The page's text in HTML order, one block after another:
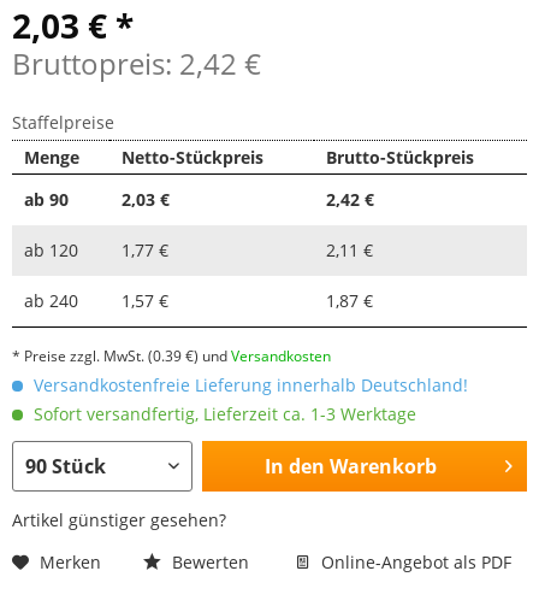
2,03 € *
Bruttopreis: 2,42 €
Staffelpreise
Menge
Netto-Stückpreis
Brutto-Stückpreis
ab 90 2,03 € 2,42 €
ab 120 1,77 € 2,11 €
ab 240 1,57 € 1,87 €
* Preise zzgl. MwSt.(0.39 €) undVersandkosten
Versandkostenfreie Lieferung innerhalb Deutschland!
Sofort versandfertig, Lieferzeit ca. 1-3 Werktage
In den Warenkorb
Artikel günstiger gesehen?
Merken
Bewerten Online-Angebot als PDF